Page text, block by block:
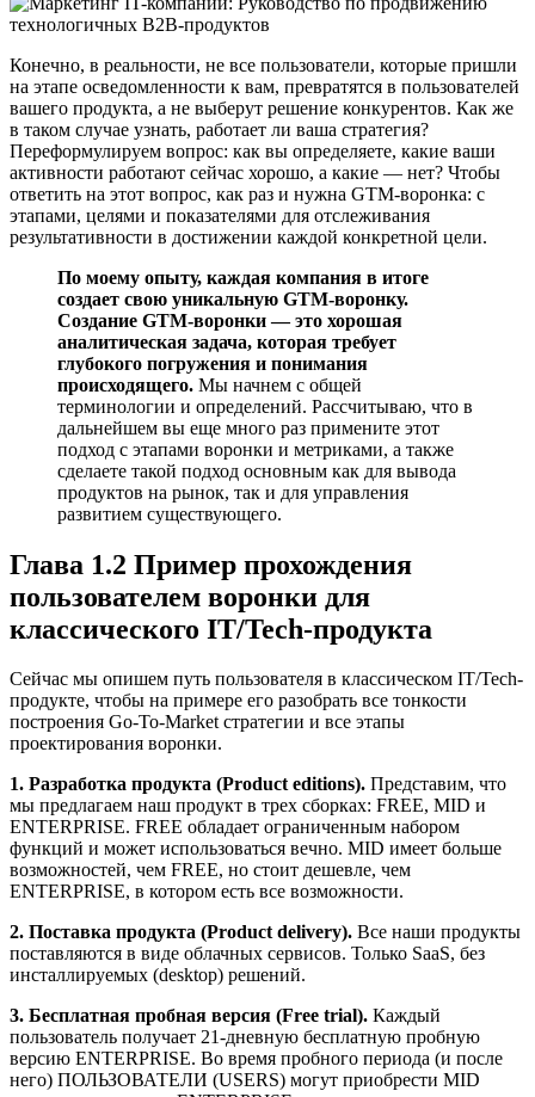
Конечно, в реальности, не все пользователи, которые пришли
на этапе осведомленности к вам, превратятся в пользователей
вашего продукта, а не выберут решение конкурентов. Как же
в таком случае узнать, работает ли ваша стратегия?
Переформулируем вопрос: как вы определяете, какие ваши
активности работают сейчас хорошо, а какие — нет? Чтобы
ответить на этот вопрос, как раз и нужна GTM-воронка: с
этапами, целями и показателями для отслеживания
результативности в достижении каждой конкретной цели.
По моему опыту, каждая компания в итоге
создает свою уникальную GTM-воронку.
Создание GTM-воронки — это хорошая
аналитическая задача, которая требует
глубокого погружения и понимания
происходящего. Мы начнем с общей
терминологии и определений. Рассчитываю, что в
дальнейшем вы еще много раз примените этот
подход с этапами воронки и метриками, а также
сделаете такой подход основным как для вывода
продуктов на рынок, так и для управления
развитием существующего.
Глава 1.2 Пример прохождения
пользователем воронки для
классического IT/Tech-продукта
Сейчас мы опишем путь пользователя в классическом IT/Tech-
продукте, чтобы на примере его разобрать все тонкости
построения Go-To-Market стратегии и все этапы
проектирования воронки.
1. Разработка продукта (Product editions). Представим, что
мы предлагаем наш продукт в трех сборках: FREE, MID и
ENTERPRISE. FREE обладает ограниченным набором
функций и может использоваться вечно. MID имеет больше
возможностей, чем FREE, но стоит дешевле, чем
ENTERPRISE, в котором есть все возможности.
2. Поставка продукта (Product delivery). Все наши продукты
поставляются в виде облачных сервисов. Только SaaS, без
инсталлируемых (desktop) решений.
3. Бесплатная пробная версия (Free trial). Каждый
пользователь получает 21-дневную бесплатную пробную
версию ENTERPRISE. Во время пробного периода (и после
него) ПОЛЬЗОВАТЕЛИ (USERS) могут приобрести MID